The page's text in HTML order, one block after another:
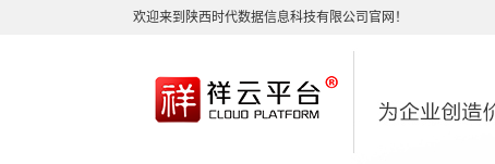
欢迎来到陕西时代数据信息科技有限公司官网！